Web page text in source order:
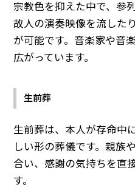
宗教色を抑えた中で、参
故人の演奏映像を流した
が可能です。音楽家や音
広がっています。
生前葬
生前葬は、本人が存命中
しい形の葬儀です。親族
合い、感謝の気持ちを直
す。